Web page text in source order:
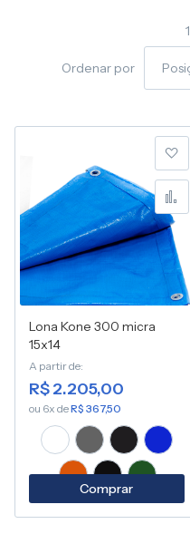
1
Ordenar por
Lona Kone 300 micra
15x14
A partir de
R$ 2.205,00
ou 6x deR$ 367,50
Comprar